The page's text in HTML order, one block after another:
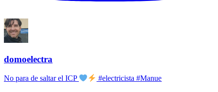
domoelectra
No para de saltar el ICP #electricista #Manue